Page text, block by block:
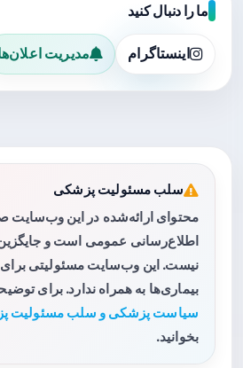
ما را دنبال کنید
اینستاگرام مدیریت
سلب مسئولیت پزشکی
محتوای ارائه‌شده در این وب‌سایت
اطلاع‌رسانی عمومی است و
نیست. این وب‌سایت مسئولیتی
بیماری‌ها به همراه ندارد. برای
سیاست پزشکی و سلب مسئولیت
بخوانید.